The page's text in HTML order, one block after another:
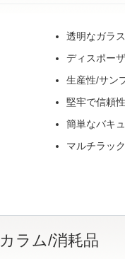
透明なガラ
ディスポー
生産性/サン
堅牢で信頼
簡単なバキ
マルチラッ
カラム/消耗品